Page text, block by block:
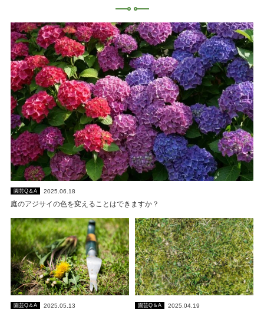
園芸Q＆A 2025.06.18
庭のアジサイの色を変えることはできますか？
園芸Q＆A 2025.05.13 園芸Q＆A 2025.04.19